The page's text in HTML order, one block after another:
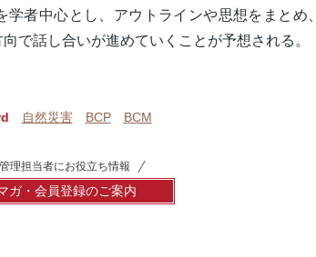
者中心とし、アウトラインや思想をまとめ、
で話し合いが進めていくことが予想される。
自然災害 BCP BCM
理担当者にお役立ち情報
ガ・会員登録のご案内